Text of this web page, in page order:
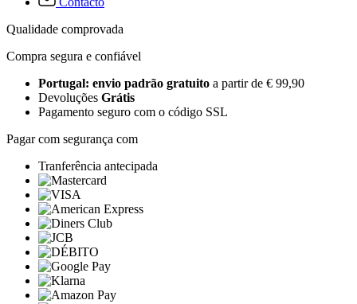
Qualidade comprovada
Compra segura e confiável
Portugal: envio padrão gratuito a partir de € 99,90
Devoluções Grátis
Pagamento seguro com o código SSL
Pagar com segurança com
Tranferência antecipada